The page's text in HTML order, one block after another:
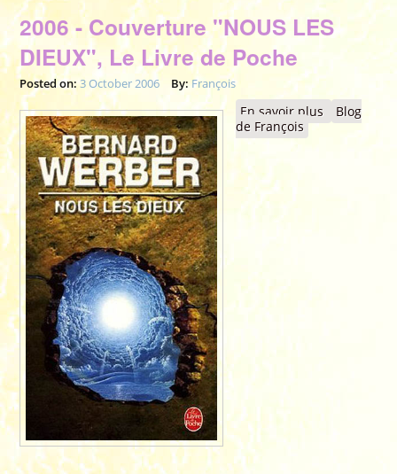
2006 - Couverture "NOUS LES
DIEUX", Le Livre de Poche
Posted on:3 October 2006 By: François
En savoir plus
à propos
de 2006 -
Blog
de François